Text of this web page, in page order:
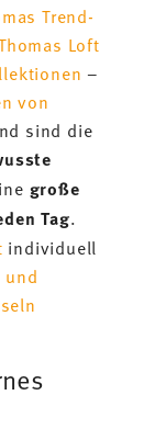
Trend-
Loft
–
von
sind die
große
Tag.
individuell
und